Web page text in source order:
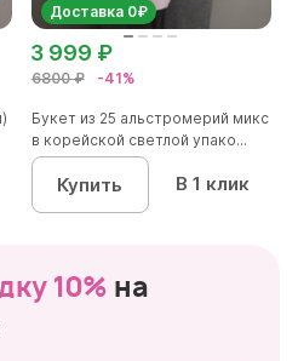
Доставка 0₽
6800 ₽ -41%
3 999 ₽
Букет из 25 альстромерий микс
в корейской светлой упако...
Купить В 1 клик
10% на